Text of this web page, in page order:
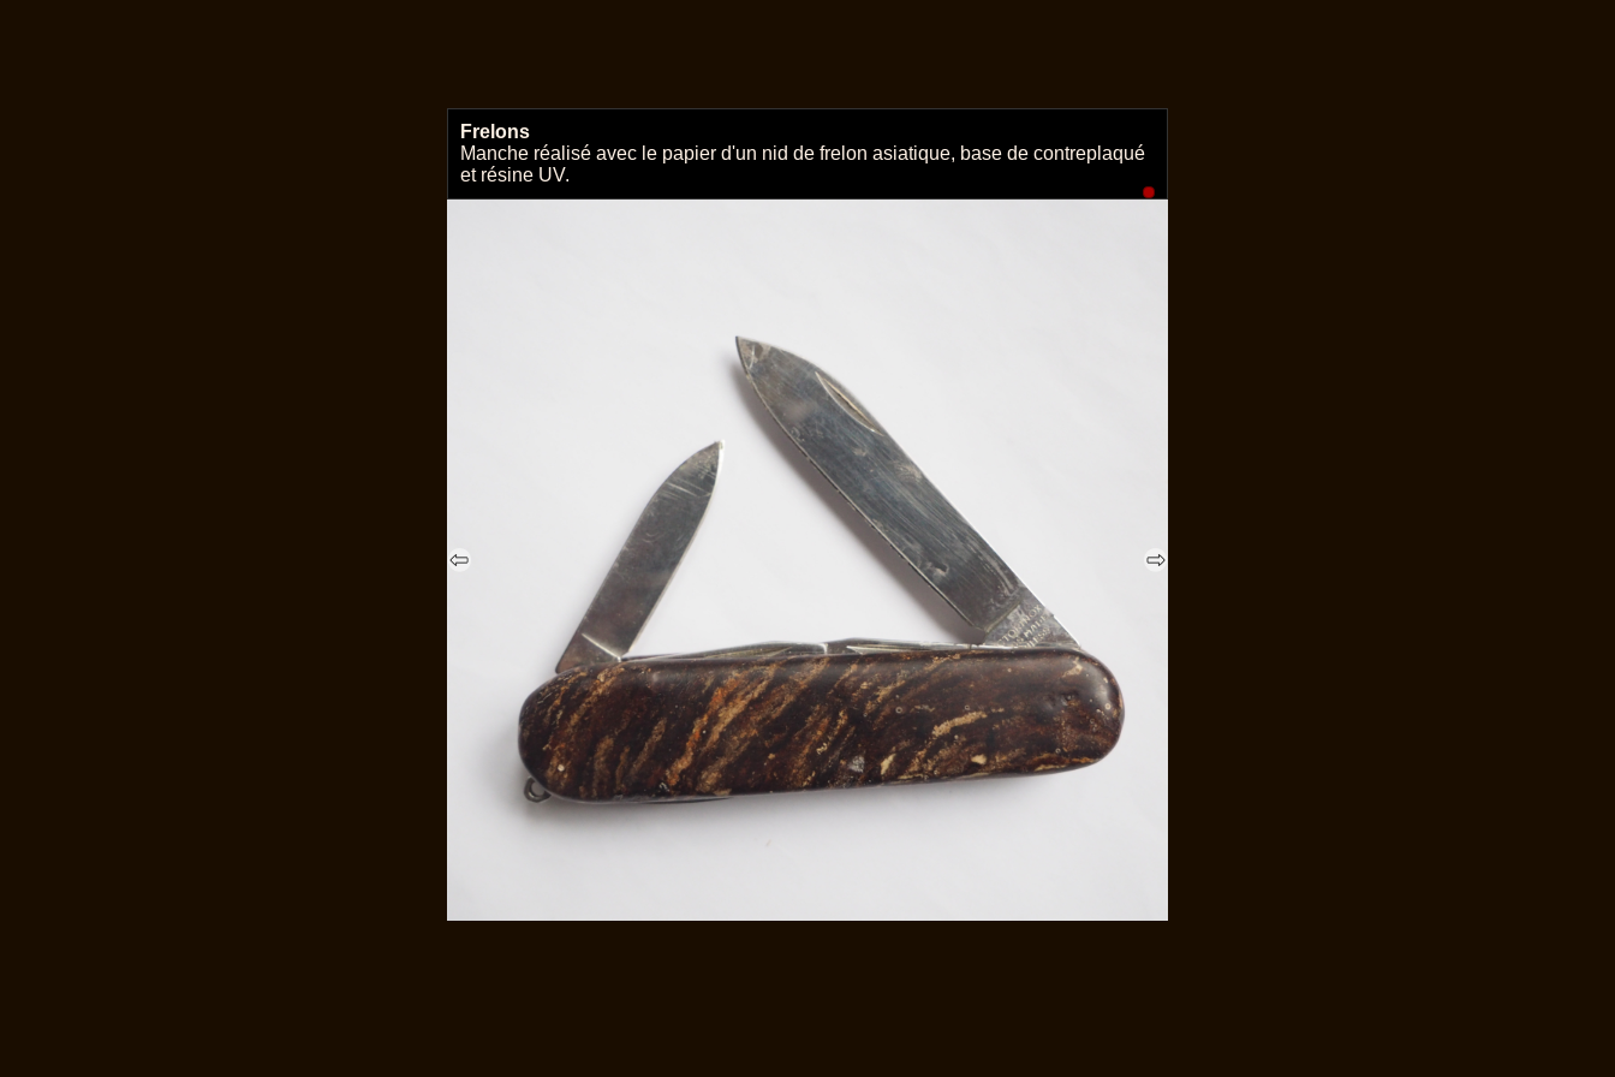
Frelons
Manche réalisé avec le papier d'un nid de frelon asiatique, base de contreplaqué
et résine UV.